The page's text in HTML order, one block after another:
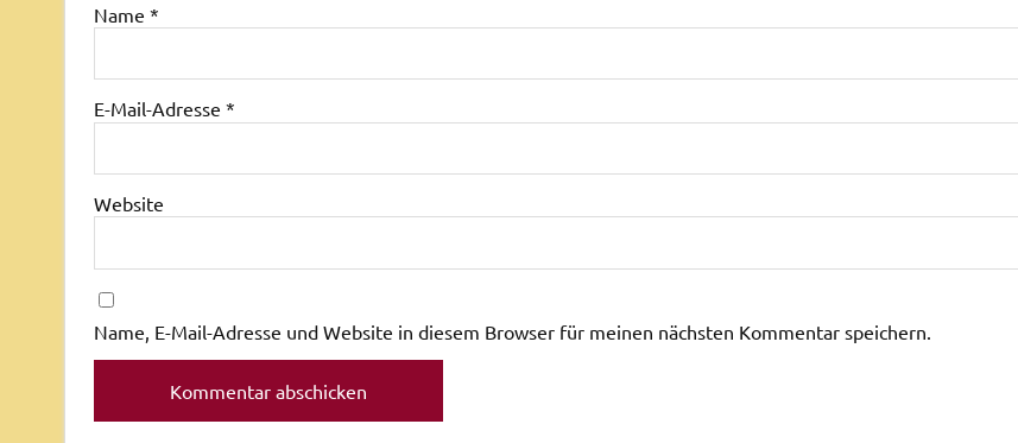
Name *
E-Mail-Adresse *
Website
Name, E-Mail-Adresse und Website in diesem Browser für meinen nächsten Kommentar speichern.